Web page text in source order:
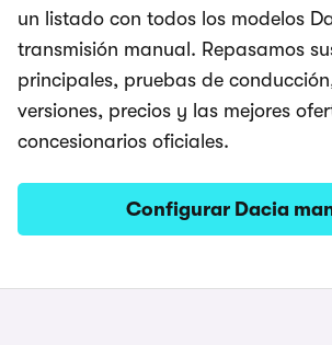
un listado con todos los modelos
transmisión manual. Repasamos
principales, pruebas de
versiones, precios y las mejores
concesionarios oficiales.
Configurar Dacia